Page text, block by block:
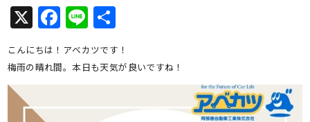
X Facebook
Line共
有
こんにちは！アベカツです！
梅雨の晴れ間。本日も天気が良いですね！